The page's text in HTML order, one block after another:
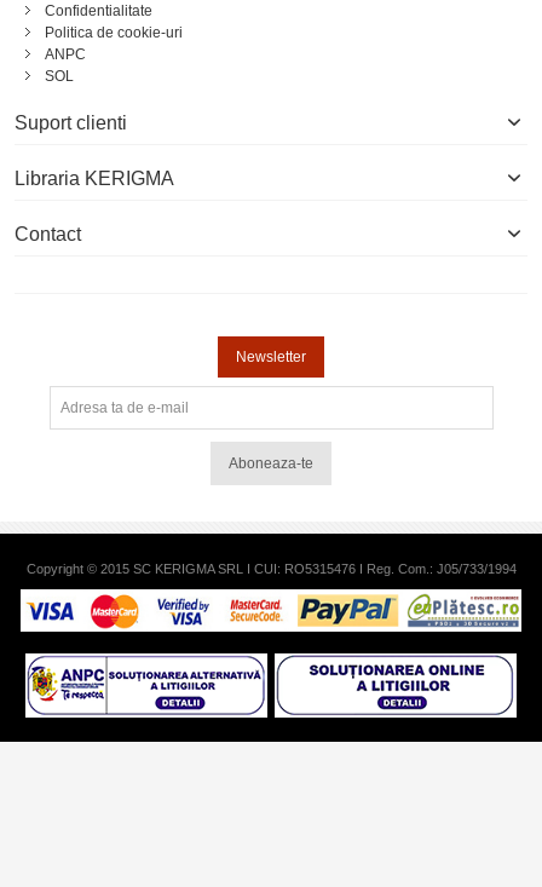
Confidentialitate
Politica de cookie-uri
ANPC
SOL
Suport clienti
Libraria KERIGMA
Contact
Newsletter
Aboneaza-te
Copyright © 2015 SC KERIGMA SRL I CUI: RO5315476 I Reg. Com.: J05/733/1994